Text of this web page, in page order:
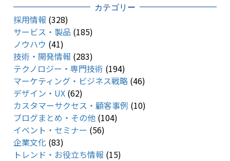
カテゴリー
採用情報 (328)
サービス・製品 (185)
ノウハウ (41)
技術・開発情報 (283)
テクノロジー・専門技術 (194)
マーケティング・ビジネス戦略(46)
デザイン・UX(62)
カスタマーサクセス・顧客事例 (10)
ブログまとめ・その他(104)
イベント・セミナー (56)
企業文化 (83)
トレンド・お役立ち情報 (15)